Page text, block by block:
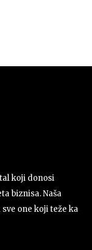
koji donosi
biznisa. Naša
one koji teže ka